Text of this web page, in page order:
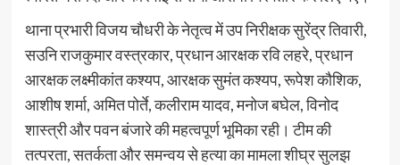
थाना प्रभारी विजय चौधरी के नेतृत्व में उप निरीक्षक सुरेंद्र तिवारी,
सउनि राजकुमार वस्त्रकार, प्रधान आरक्षक रवि लहरे, प्रधान
आरक्षक लक्ष्मीकांत कश्यप, आरक्षक सुमंत कश्यप, रूपेश कौशिक,
आशीष शर्मा, अमित पोर्ते, कलीराम यादव, मनोज बघेल, विनोद
शास्त्री और पवन बंजारे की महत्वपूर्ण भूमिका रही। टीम की
तत्परता, सतर्कता और समन्वय से हत्या का मामला शीघ्र सुलझ